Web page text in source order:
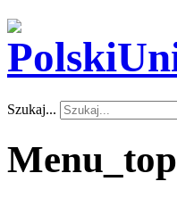
Szukaj...
Menu_top